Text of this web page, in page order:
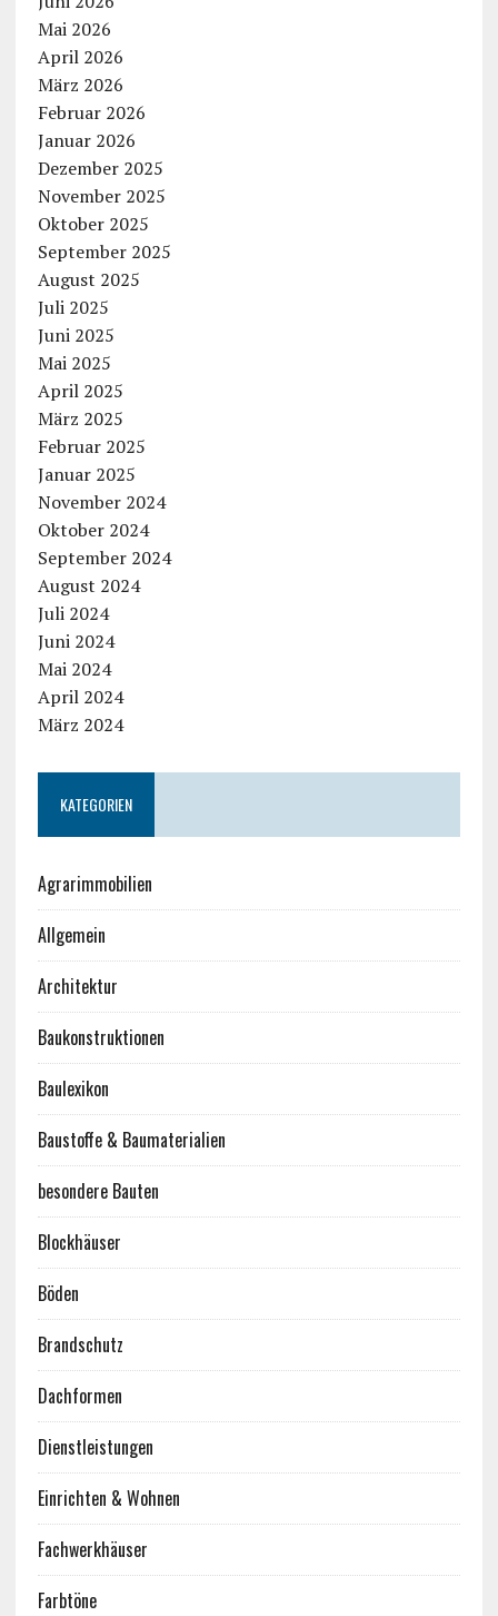
Mai 2026
April 2026
März 2026
Februar 2026
Januar 2026
Dezember 2025
November 2025
Oktober 2025
September 2025
August 2025
Juli 2025
Juni 2025
Mai 2025
April 2025
März 2025
Februar 2025
Januar 2025
November 2024
Oktober 2024
September 2024
August 2024
Juli 2024
Juni 2024
Mai 2024
April 2024
März 2024
KATEGORIEN
Agrarimmobilien
Allgemein
Architektur
Baukonstruktionen
Baulexikon
Baustoffe & Baumaterialien
besondere Bauten
Blockhäuser
Böden
Brandschutz
Dachformen
Dienstleistungen
Einrichten & Wohnen
Fachwerkhäuser
Farbtöne